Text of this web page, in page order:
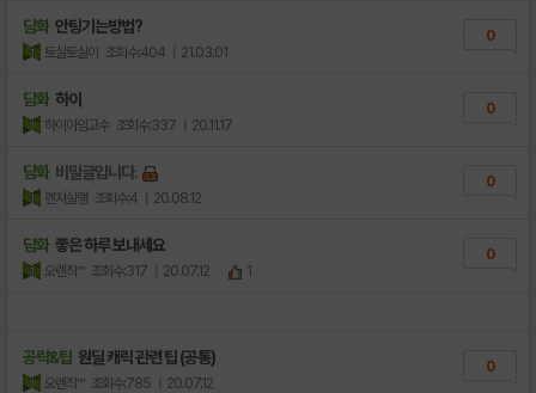
담화 안팅기는방법?
토실토실이 조회수:404 | 21.03.01
0
담화 하이
하이아임고수 조회수:337 | 20.11.17
0
담화 비밀글입니다.
렌져살랭 조회수:4 | 20.08.12
0
담화 좋은 하루 보내세요
오렌즤™ 조회수:317 | 20.07.12 1
0
공략&팁 원딜 캐릭 관련 팁 (공통)
오렌즤™ 조회수:785 | 20.07.12
0